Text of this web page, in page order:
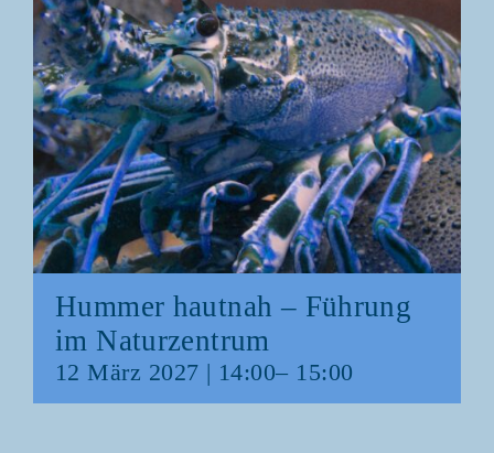
Hum­mer haut­nah – Füh­rung
im Naturzentrum
12 März 2027 | 14:00– 15:00